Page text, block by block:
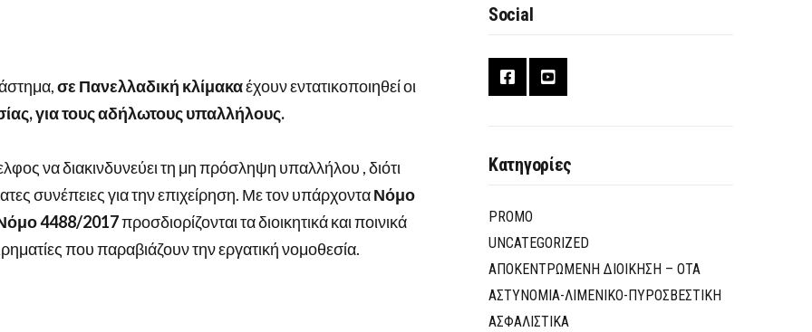
σε Πανελλαδική κλίμακαέχουν εντατικοποιηθεί οι
για τους αδήλωτους υπαλλήλους.
να διακινδυνεύει τη μη πρόσληψη υπαλλήλου , διότι
συνέπειες για την επιχείρηση. Με τον υπάρχονταΝόμο
4488/2017προσδιορίζονται τα διοικητικά και ποινικά
που παραβιάζουν την εργατική νομοθεσία.
Social
Κατηγορίες
PROMO
UNCATEGORIZED
ΑΠΟΚΕΝΤΡΩΜΕΝΗ ΔΙΟΙΚΗΣΗ – ΟΤΑ
ΑΣΤΥΝΟΜΙΑ-ΛΙΜΕΝΙΚΟ-ΠΥΡΟΣΒΕΣΤΙΚΗ
ΑΣΦΑΛΙΣΤΙΚΑ